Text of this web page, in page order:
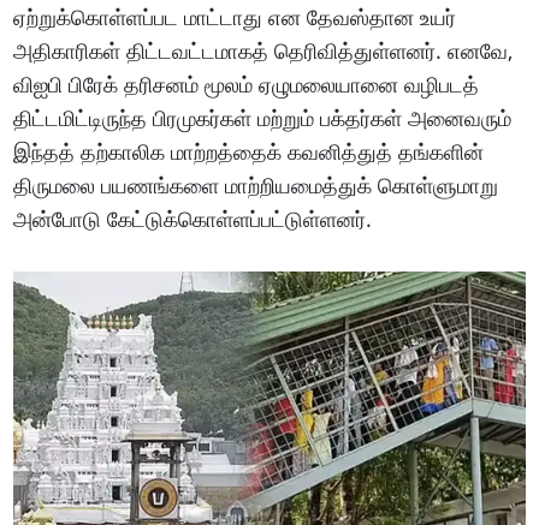
ஏற்றுக்கொள்ளப்பட மாட்டாது என தேவஸ்தான உயர்
அதிகாரிகள் திட்டவட்டமாகத் தெரிவித்துள்ளனர். எனவே,
விஐபி பிரேக் தரிசனம் மூலம் ஏழுமலையானை வழிபடத்
திட்டமிட்டிருந்த பிரமுகர்கள் மற்றும் பக்தர்கள் அனைவரும்
இந்தத் தற்காலிக மாற்றத்தைக் கவனித்துத் தங்களின்
திருமலை பயணங்களை மாற்றியமைத்துக் கொள்ளுமாறு
அன்போடு கேட்டுக்கொள்ளப்பட்டுள்ளனர்.